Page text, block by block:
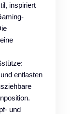
inspiriert
entlasten
und